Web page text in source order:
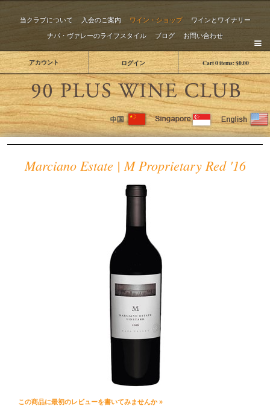
当クラブについて 入会のご案内 ワイン・ショップ
ワインとワイナリー
ナパ・ヴァレーのライフスタイル
ブログ お問い合わせ
Cart0items:$0.00
アカウント ログイン
The
Marciano Estate | M Proprietary Red '16
この商品に最初のレビューを書いてみませんか »